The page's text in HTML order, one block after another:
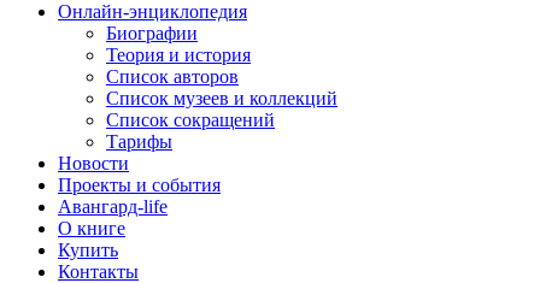
Онлайн-энциклопедия
Биографии
Теория и история
Список авторов
Список музеев и коллекций
Список сокращений
Тарифы
Новости
Проекты и события
Авангард-life
О книге
Купить
Контакты